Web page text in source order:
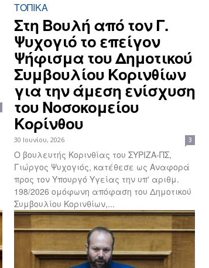
ΤΟΠΙΚΑ
Στη Βουλή από τον Γ.
Ψυχογιό το επείγον
Ψήφισμα του Δημοτικού
Συμβουλίου Κορινθίων
για την άμεση ενίσχυση
του Νοσοκομείου
Κορίνθου
30 Ιουνίου, 2026 3
Ο βουλευτής Κορινθίας του ΣΥΡΙΖΑ-ΠΣ,
Γιώργος Ψυχογιός, κατέθεσε ως Αναφορά
προς τον Υπουργό Υγείας την υπ' αριθμ.
198/2026 ομόφωνη απόφαση του Δημοτικού
Συμβουλίου Κορινθίων,...